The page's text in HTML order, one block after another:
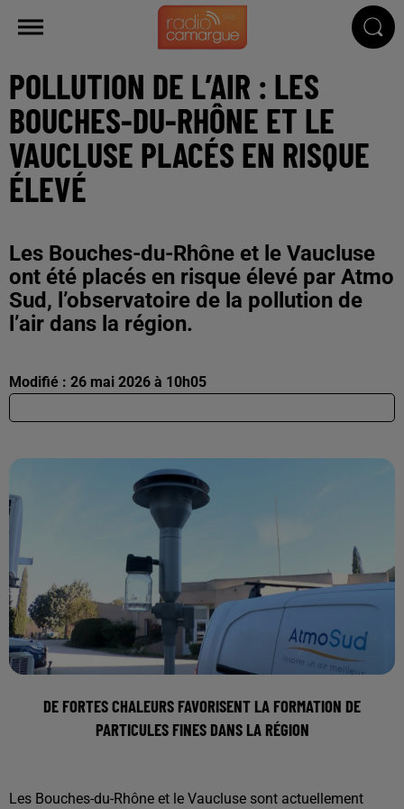
POLLUTION DE L’AIR : LES
BOUCHES-DU-RHÔNE ET LE
VAUCLUSE PLACÉS EN RISQUE
ÉLEVÉ
Les Bouches-du-Rhône et le Vaucluse
ont été placés en risque élevé par Atmo
Sud, l’observatoire de la pollution de
l’air dans la région.
Modifié : 26 mai 2026 à 10h05
DE FORTES CHALEURS FAVORISENT LA FORMATION DE
PARTICULES FINES DANS LA RÉGION
Les Bouches-du-Rhône et le Vaucluse sont actuellement